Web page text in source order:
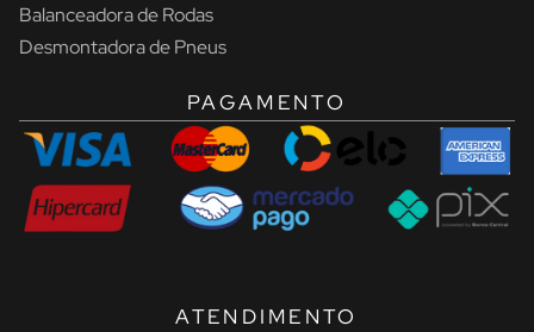
Balanceadora de Rodas
Desmontadora de Pneus
PAGAMENTO
ATENDIMENTO